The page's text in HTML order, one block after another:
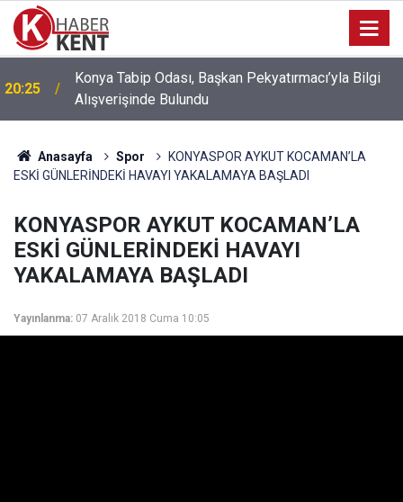
18:14
Konya’da Fuhuş Operasyonu: 6 Mağdur Kadın
Kurtarıldı, 3 Kişi Gözaltına Alındı
Anasayfa Spor
KONYASPOR AYKUT KOCAMAN’LA
ESKİ GÜNLERİNDEKİ HAVAYI YAKALAMAYA BAŞLADI
KONYASPOR AYKUT KOCAMAN’LA
ESKİ GÜNLERİNDEKİ HAVAYI
YAKALAMAYA BAŞLADI
Yayınlanma: 07 Aralık 2018 Cuma 10:05